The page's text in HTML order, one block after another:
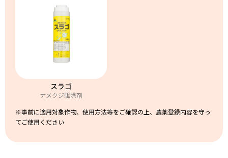
スラゴ
ナメクジ駆除剤
※事前に適用対象作物、使用方法等をご確認の上、農薬登録内容を守っ
てご使用ください